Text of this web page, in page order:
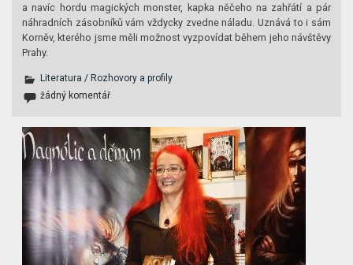
a navíc hordu magických monster, kapka něčeho na zahřátí a pár
náhradních zásobníků vám vždycky zvedne náladu. Uznává to i sám
Korněv, kterého jsme měli možnost vyzpovídat během jeho návštěvy
Prahy.
Literatura / Rozhovory a profily
žádný komentář